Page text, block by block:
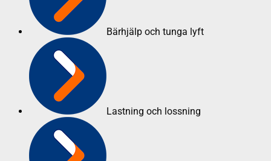
Bärhjälp och tunga lyft
Lastning och lossning